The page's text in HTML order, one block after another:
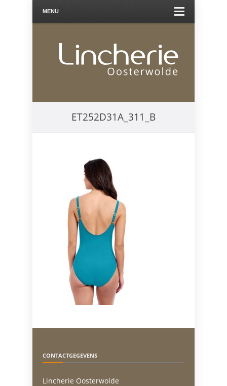
MENU
ET252D31A_311_B
CONTACTGEGEVENS
Lincherie Oosterwolde